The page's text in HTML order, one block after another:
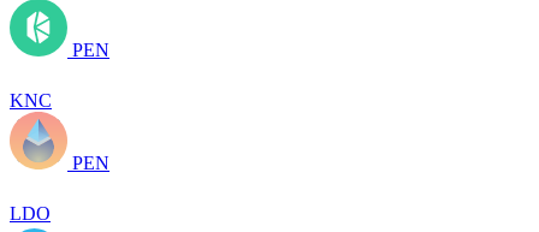
PEN
KNC
PEN
LDO